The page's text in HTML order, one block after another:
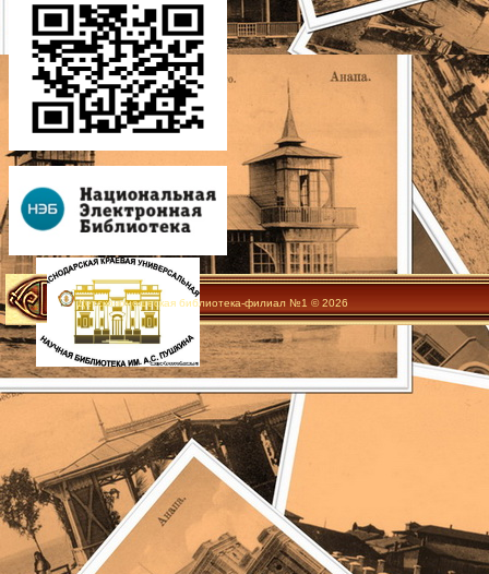
Детско-юношеская библиотека-филиал №1 © 2026